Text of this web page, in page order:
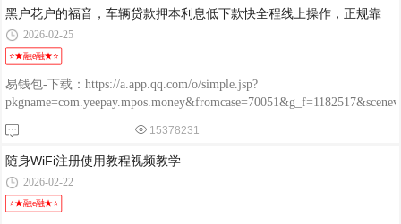
间商4. 车辆融资 利息低 下款快 安全靠谱
黑户花户的福音，车辆贷款押本利息低下款快全程线上操作，正规靠
2026-02-25
⭐★融e融★⭐
易钱包-下载：https://a.app.qq.com/o/simple.jsp?
POS：http://oss.flmyzf.com/yzf/html/regist/index.html?phone=%E4%
15378231
随身WiFi注册使用教程视频教学
2026-02-22
⭐★融e融★⭐